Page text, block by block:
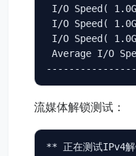
I/O Speed(
I/O Speed(
I/O Speed(
Average I/O
流媒体解锁测试：
** 正在测试IPv4解